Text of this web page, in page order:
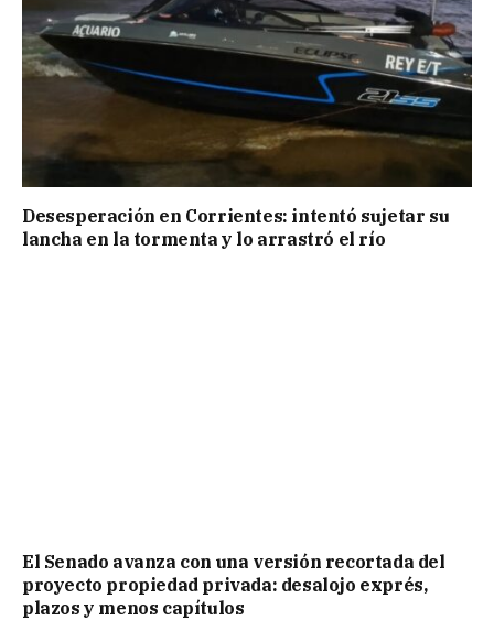
Desesperación en Corrientes: intentó sujetar su
lancha en la tormenta y lo arrastró el río
El Senado avanza con una versión recortada del
proyecto propiedad privada: desalojo exprés,
plazos y menos capítulos